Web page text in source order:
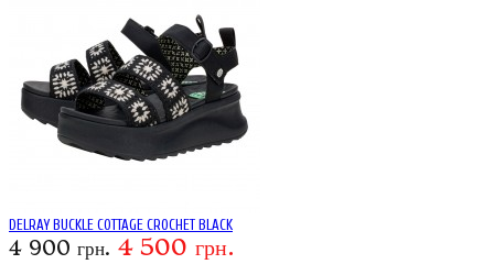
DELRAY BUCKLE COTTAGE CROCHET BLACK
4 900 грн. 4 500 грн.